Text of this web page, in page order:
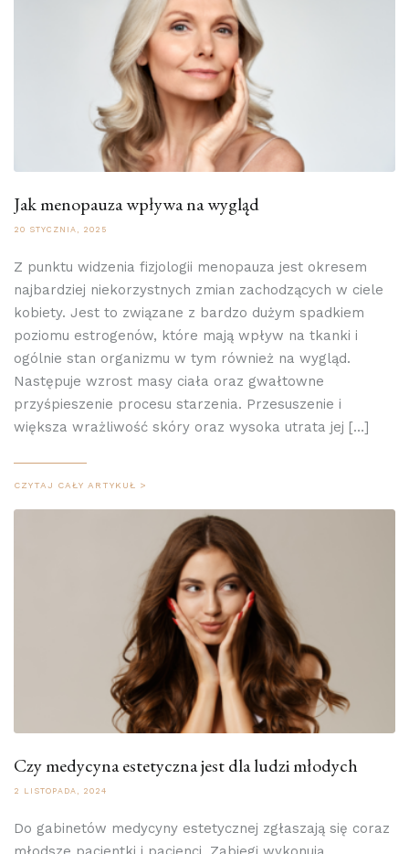
Jak menopauza wpływa na wygląd
20 STYCZNIA, 2025
Z punktu widzenia fizjologii menopauza jest okresem
najbardziej niekorzystnych zmian zachodzących w ciele
kobiety. Jest to związane z bardzo dużym spadkiem
poziomu estrogenów, które mają wpływ na tkanki i
ogólnie stan organizmu w tym również na wygląd.
Następuje wzrost masy ciała oraz gwałtowne
przyśpieszenie procesu starzenia. Przesuszenie i
większa wrażliwość skóry oraz wysoka utrata jej […]
CZYTAJ CAŁY ARTYKUŁ >
Czy medycyna estetyczna jest dla ludzi młodych
2 LISTOPADA, 2024
Do gabinetów medycyny estetycznej zgłaszają się coraz